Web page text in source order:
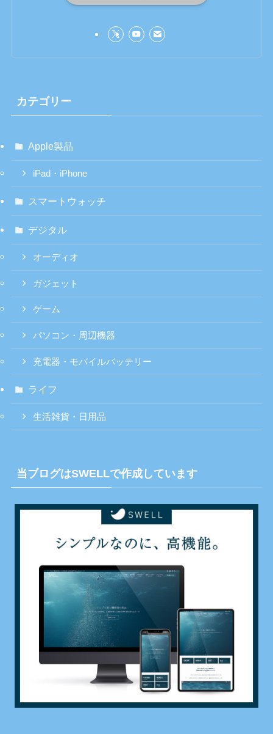
カテゴリー
Apple製品
iPad・iPhone
スマートウォッチ
デジタル
オーディオ
ガジェット
ゲーム
パソコン・周辺機器
充電器・モバイルバッテリー
ライフ
生活雑貨・日用品
当ブログはSWELLで作成しています